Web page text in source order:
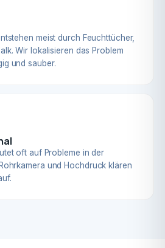
meist durch Feuchttücher,
Wir lokalisieren das Problem
und sauber.
oft auf Probleme in der
und Hochdruck klären